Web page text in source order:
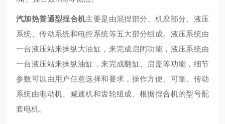
汽加热普通型捏合机主要是由混捏部分、机座部分、液压
系统、传动系统和电控系统等五大部分组成。液压系统由
一台液压站来操纵大油缸，来完成启闭功能，液压系统由
一台液压站来操纵油缸，来完成翻缸、启盖等功能，细节
参数可以由用户任意选择和要求，操作方便、可靠。传动
系统由电动机、减速机和齿轮组成、根据捏合机的型号配
套电机。